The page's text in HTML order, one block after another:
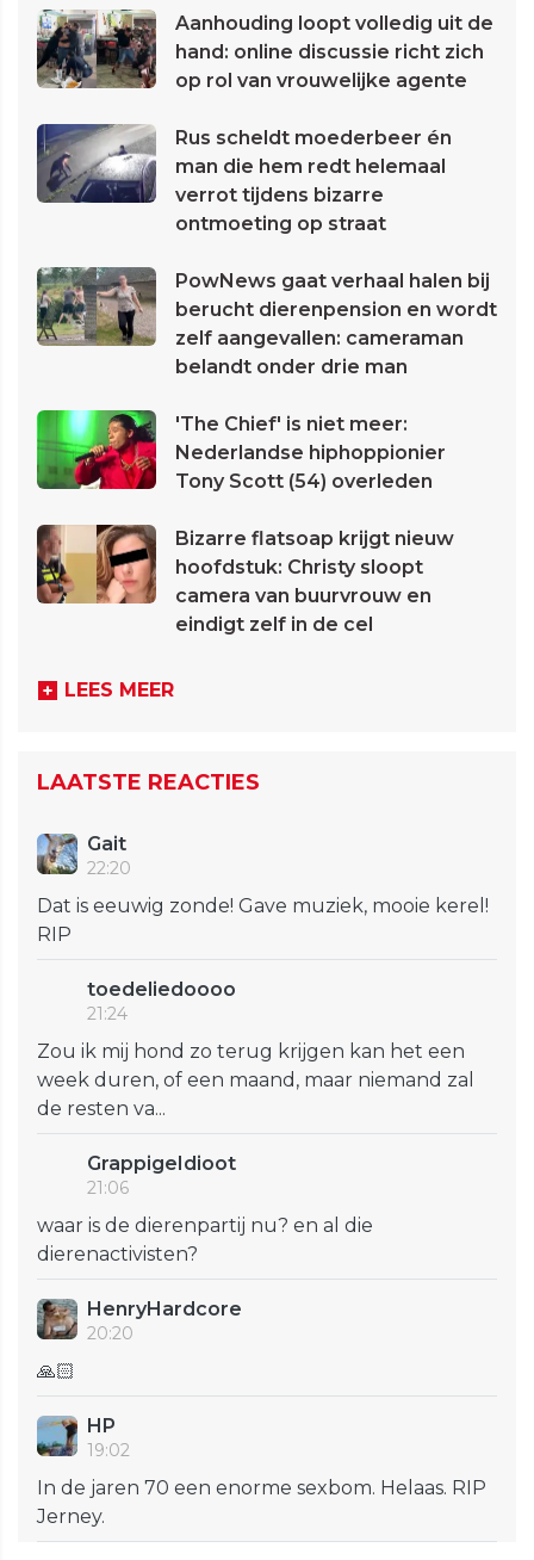
Aanhouding loopt volledig uit de
hand: online discussie richt zich
op rol van vrouwelijke agente
Rus scheldt moederbeer én
man die hem redt helemaal
verrot tijdens bizarre
ontmoeting op straat
PowNews gaat verhaal halen bij
berucht dierenpension en wordt
zelf aangevallen: cameraman
belandt onder drie man
'The Chief' is niet meer:
Nederlandse hiphoppionier
Tony Scott (54) overleden
Bizarre flatsoap krijgt nieuw
hoofdstuk: Christy sloopt
camera van buurvrouw en
eindigt zelf in de cel
LEES MEER
LAATSTE REACTIES
Gait
22:20
Dat is eeuwig zonde! Gave muziek, mooie kerel!
RIP
toedeliedoooo
21:24
Zou ik mij hond zo terug krijgen kan het een
week duren, of een maand, maar niemand zal
de resten va...
GrappigeIdioot
21:06
waar is de dierenpartij nu? en al die
dierenactivisten?
HenryHardcore
20:20
🙏🏻
HP
19:02
In de jaren 70 een enorme sexbom. Helaas. RIP
Jerney.